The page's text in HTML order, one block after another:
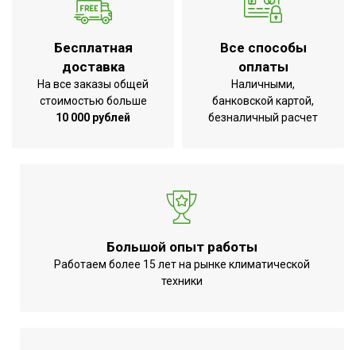
(крепления)
Настенная наружняя
Область применения
Универсальное
оборудование
Размер ячейки
Материал
Сталь
Бесплатная
доставка
На все заказы общей
стоимостью больше
10 000 рублей
Все способы
оплаты
Наличными,
банковской картой,
безналичный расчет
Большой опыт работы
Работаем более 15 лет на рынке климатической
техники